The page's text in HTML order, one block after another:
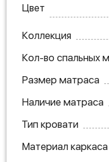
Цвет
Коллекция
Кол-во спальных
Размер матраса
Наличие матраса
Тип кровати
Материал каркаса